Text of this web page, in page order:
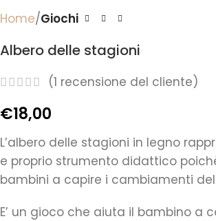
Home Giochi
Albero delle stagioni
(1 recensione del cliente)
€18,00
L’albero delle stagioni in legno
e proprio strumento didattico
bambini a capire i cambiamenti
E’ un gioco che aiuta il bambino a